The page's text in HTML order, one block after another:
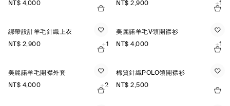
NT$ 4,000
NT$ 2,900
+1
綁帶設計羊毛針織上衣
NT$ 2,900
+1
美麗諾羊毛V領開襟衫
NT$ 4,000
+1
美麗諾羊毛開襟外套
NT$ 4,000
+2
棉質針織POLO領開襟衫
NT$ 2,500